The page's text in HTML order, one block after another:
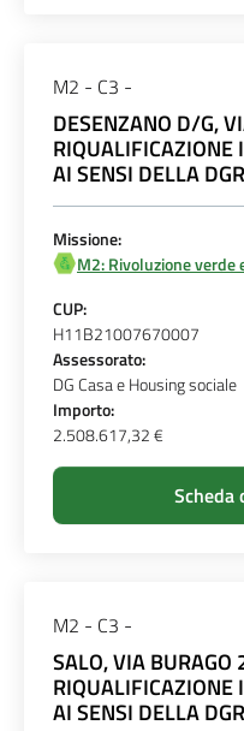
M2 - C3 -
DESENZANO D/G,
RIQUALIFICAZIONE
AI SENSI DELLA
Missione:
M2: Rivoluzione verde
CUP:
H11B21007670007
Assessorato:
DG Casa e Housing sociale
Importo:
2.508.617,32 €
Scheda
M2 - C3 -
SALO, VIA BURAGO
RIQUALIFICAZIONE
AI SENSI DELLA